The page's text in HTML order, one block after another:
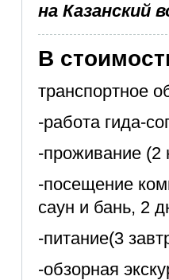
на Казанский
В
транспортное
-работа гида-
-проживание (2
-посещение
саун и бань, 2
-питание(3
-обзорная